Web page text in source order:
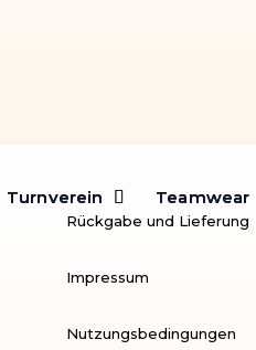
Turnverein Teamwear
Turnverein Teamwear
Rückgabe und Lieferung
Impressum
Nutzungsbedingungen